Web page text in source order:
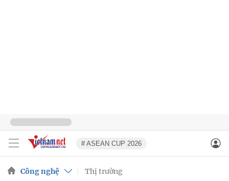
# ASEAN CUP 2026
Công nghệ Thị trường